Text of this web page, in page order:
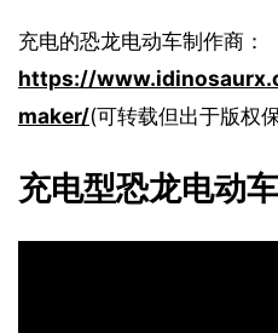
充电的恐龙电动车制作商：
https://
maker/(可转载但出于版权
充电型恐龙电动